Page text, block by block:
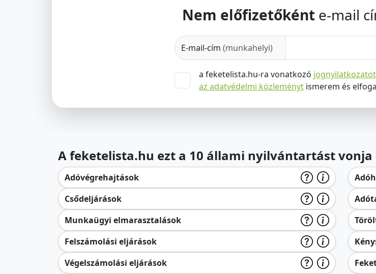
Nem előfizetőként e-mail
E-mail-cím (munkahelyi)
a feketelista.hu-ra vonatkozó jognyilatkozatot
az adatvédelmi közleménytismerem és
A feketelista.hu ezt a 10 állami nyilvántartást vonja
Adóvégrehajtások
Csődeljárások
Munkaügyi elmarasztalások
Felszámolási eljárások
Végelszámolási eljárások